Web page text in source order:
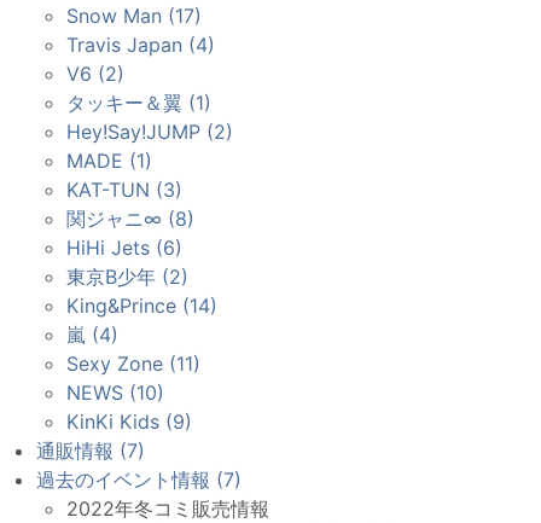
Snow Man (17)
Travis Japan (4)
V6 (2)
タッキー＆翼 (1)
Hey!Say!JUMP (2)
MADE (1)
KAT-TUN (3)
関ジャニ∞ (8)
HiHi Jets (6)
東京B少年 (2)
King&Prince (14)
嵐 (4)
Sexy Zone (11)
NEWS (10)
KinKi Kids (9)
通販情報 (7)
過去のイベント情報 (7)
2022年冬コミ販売情報